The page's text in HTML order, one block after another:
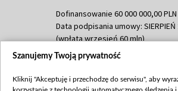
Dofinansowanie 60 000 000,00 PLN
Data podpisania umowy: SIERPIEŃ
(wpłata wrzesień 60 mln)
Dofinansowanie 635 783 051,21 PLN
(wpłata wrzesień 100 mln,
Szanujemy Twoją prywatność
Kliknij "Akceptuję i przechodzę do serwisu", aby